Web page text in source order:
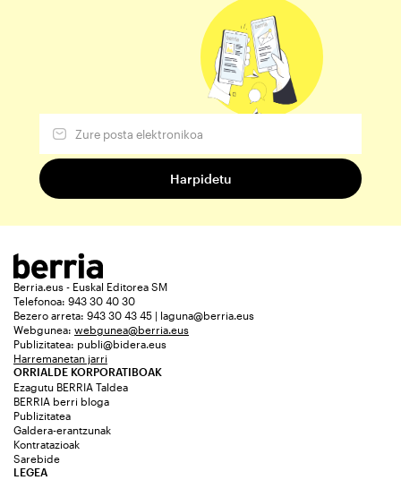
Berria.eus - Euskal Editorea SM
Telefonoa: 943 30 40 30
Bezero arreta: 943 30 43 45 | laguna@berria.eus
Webgunea: webgunea@berria.eus
Publizitatea: publi@bidera.eus
Harremanetan jarri
ORRIALDE KORPORATIBOAK
Ezagutu BERRIA Taldea
BERRIA berri bloga
Publizitatea
Galdera-erantzunak
Kontratazioak
Sarebide
LEGEA